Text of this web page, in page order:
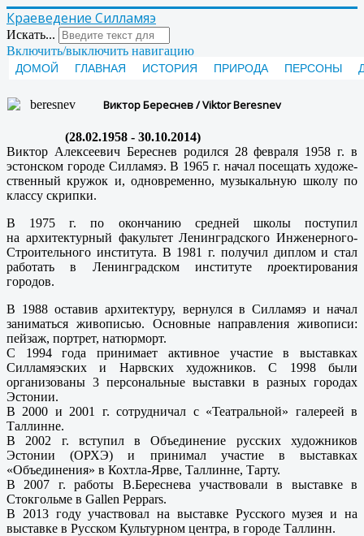
Краеведение Силламяэ
Искать...
Включить/выключить навигацию
ДОМОЙ ГЛАВНАЯ ИСТОРИЯ ПРИРОДА ПЕРСОНЫ
Виктор Береснев / Viktor Beresnev
(28.02.1958 - 30.10.2014)
Виктор Алексеевич Береснев родился 28 февраля 1958 г. в
эстонском городе Силламяэ. В 1965 г. начал посещать художе­
ственный кружок и, одновременно, музыкальную школу по
классу скрип­ки.
В 1975 г. по окончанию средней школы поступил
на архитектурный факультет Ленинградского Инженерного-
Строительного института. В 1981 г. получил диплом и стал
работать в Ленинградском институте проектирования
городов.
В 1988 оставив архитектуру, вернул­ся в Силламяэ и начал
заниматься живописью. Основные направления живописи:
пейзаж, портрет, на­тюрморт.
С 1994 года принимает активное участие в выставках
Силламяэских и Нарвских художников. С 1998 были
организованы 3 персональные выставки в разных го­родах
Эстонии.
В 2000 и 2001 г. сотрудничал с «Театральной» галереей в
Таллин­не.
В 2002 г. вступил в Объединение русских художников
Эстонии (ОРХЭ) и принимал участие в выставках
«Объединения» в Кохтла-Ярве, Таллинне, Тарту.
В 2007 г. работы В.Береснева участвовали в выставке в
Стокгольме в Gallen Peppars.
В 2013 году участвовал на выставке Русского музея и на
выставке в Русском Культурном центра, в городе Таллинн.